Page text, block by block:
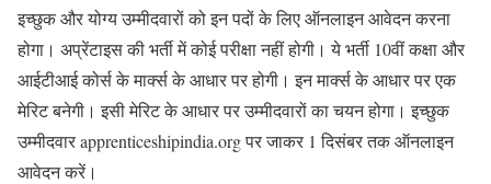
इच्छुक और योग्य उम्मीदवारों को इन पदों के लिए ऑनलाइन आवेदन करना
होगा। अप्रेंटाइस की भर्ती में कोई परीक्षा नहीं होगी। ये भर्ती 10वीं कक्षा और
आईटीआई कोर्स के मार्क्स के आधार पर होगी। इन मार्क्स के आधार पर एक
मेरिट बनेगी। इसी मेरिट के आधार पर उम्मीदवारों का चयन होगा। इच्छुक
उम्मीदवार apprenticeshipindia.org पर जाकर 1 दिसंबर तक ऑनलाइन
आवेदन करें।